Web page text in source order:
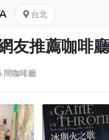
台北
友推薦咖啡
間咖啡廳